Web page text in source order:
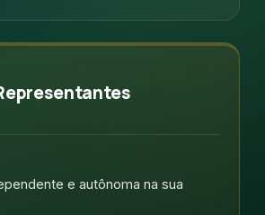
e autônoma na sua